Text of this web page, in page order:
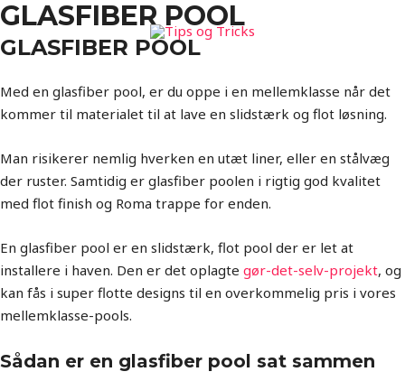
GLASFIBER POOL
GLASFIBER POOL
Med en glasfiber pool, er du oppe i en mellemklasse når det
kommer til materialet til at lave en slidstærk og flot løsning.
Man risikerer nemlig hverken en utæt liner, eller en stålvæg
der ruster. Samtidig er glasfiber poolen i rigtig god kvalitet
med flot finish og Roma trappe for enden.
En glasfiber pool er en slidstærk, flot pool der er let at
installere i haven. Den er det oplagte gør-det-selv-projekt, og
kan fås i super flotte designs til en overkommelig pris i vores
mellemklasse-pools.
Sådan er en glasfiber pool sat sammen